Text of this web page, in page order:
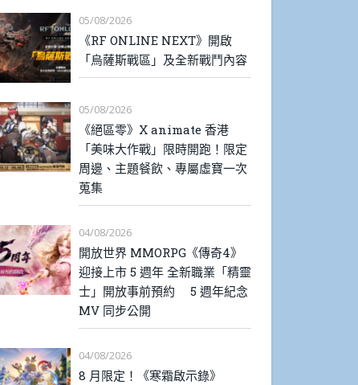
05/08/2026
《RF ONLINE NEXT》開啟
「烏薩斯戰區」及全新戰鬥內容
05/08/2026
《絕區零》X animate 香港
「美味大作戰」限時開跑！限定
周邊、主題餐飲、專屬虛寶一次
蒐集
04/08/2026
開放世界 MMORPG《傳奇4》
迎接上市 5 週年 全新職業「精靈
士」開放事前預約 5 週年紀念
MV 同步公開
04/08/2026
8 月限定！《寒霜啟示錄》